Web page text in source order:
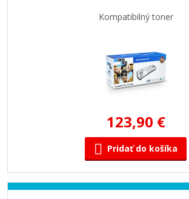
Kompatibilný toner
123,90 €
Pridať do košíka